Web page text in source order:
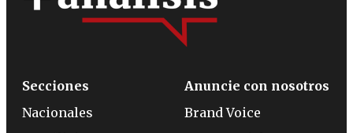
Secciones
Nacionales
Anuncie con nosotros
Brand Voice